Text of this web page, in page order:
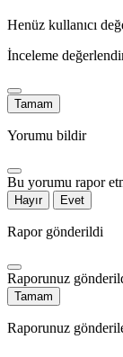
Henüz kullanıcı
İnceleme
Tamam
Yorumu bildir
Bu yorumu rapor
Hayır Evet
Rapor gönderildi
Raporunuz
Tamam
Raporunuz